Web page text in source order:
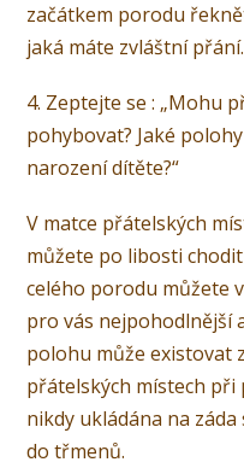
začátkem porodu
jaká máte zvláštní přání.
4. Zeptejte se : „Mohu
pohybovat? Jaké
narození dítěte?“
V matce přátelských
můžete po libosti
celého porodu můžete
pro vás nejpohodlnější
polohu může existovat
přátelských místech
nikdy ukládána na
do třmenů.